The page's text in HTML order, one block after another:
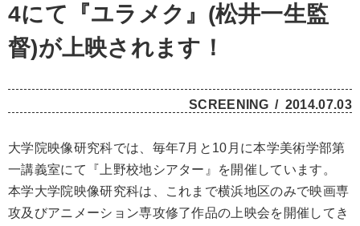
4にて『ユラメク』(松井一生監
督)が上映されます！
SCREENING 2014.07.03
大学院映像研究科では、毎年7月と10月に本学美術学部第
一講義室にて『上野校地シアター』を開催しています。
本学大学院映像研究科は、これまで横浜地区のみで映画専
攻及びアニメーション専攻修了作品の上映会を開催してき